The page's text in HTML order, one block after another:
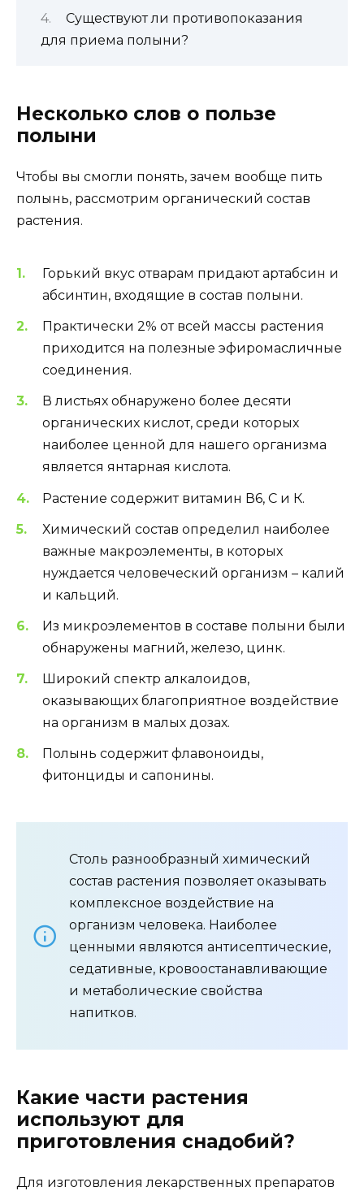
Существуют ли противопоказания
для приема полыни?
Несколько слов о пользе
полыни
Чтобы вы смогли понять, зачем вообще пить
полынь, рассмотрим органический состав
растения.
Горький вкус отварам придают артабсин и
абсинтин, входящие в состав полыни.
Практически 2% от всей массы растения
приходится на полезные эфиромасличные
соединения.
В листьях обнаружено более десяти
органических кислот, среди которых
наиболее ценной для нашего организма
является янтарная кислота.
Растение содержит витамин В6, С и К.
Химический состав определил наиболее
важные макроэлементы, в которых
нуждается человеческий организм – калий
и кальций.
Из микроэлементов в составе полыни были
обнаружены магний, железо, цинк.
Широкий спектр алкалоидов,
оказывающих благоприятное воздействие
на организм в малых дозах.
Полынь содержит флавоноиды,
фитонциды и сапонины.
Столь разнообразный химический
состав растения позволяет оказывать
комплексное воздействие на
организм человека. Наиболее
ценными являются антисептические,
седативные, кровоостанавливающие
и метаболические свойства
напитков.
Какие части растения
используют для
приготовления снадобий?
Для изготовления лекарственных препаратов